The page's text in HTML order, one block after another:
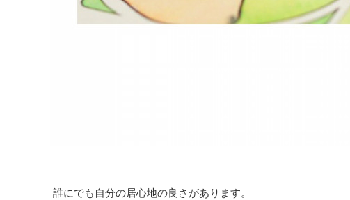
誰にでも自分の居心地の良さがあります。